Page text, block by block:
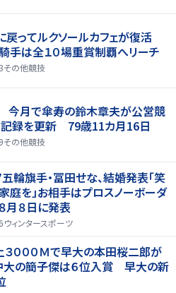
戻ってルクソールカフェが復活
は全１０場重賞制覇へリーチ
その他競技
今月で傘寿の鈴木章夫が公営競
録を更新 79歳11カ月16日
その他競技
五輪旗手・冨田せな、結婚発表「笑
庭を」お相手はプロスノーボーダ
月８日に発表
ウィンタースポーツ
３０００Ｍで早大の本田桜二郎が
大の簡子傑は６位入賞 早大の新